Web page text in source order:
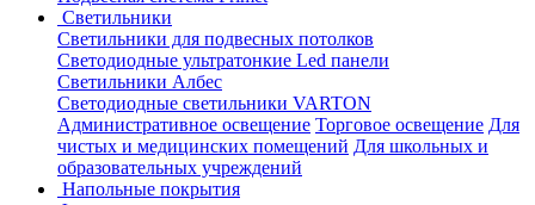
Светильники
Светильники для подвесных потолков
Светодиодные ультратонкие Led панели
Светильники Албес
Светодиодные светильники VARTON
Административное освещение Торговое освещение Для
чистых и медицинских помещений Для школьных и
образовательных учреждений
Напольные покрытия